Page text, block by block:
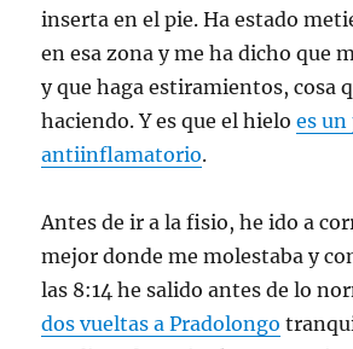
inserta en el pie. Ha estado
en esa zona y me ha dicho que
y que haga estiramientos, cosa
haciendo. Y es que el hieloes
antiinflamatorio.
Antes de ir a la fisio, he ido a
mejor donde me molestaba y
las 8:14 he salido antes de lo
dos vueltas a Pradolongo